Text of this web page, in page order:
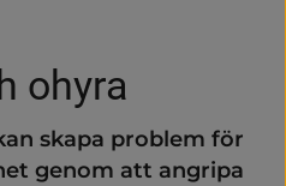
ohyra
skapa problem för
genom att angripa